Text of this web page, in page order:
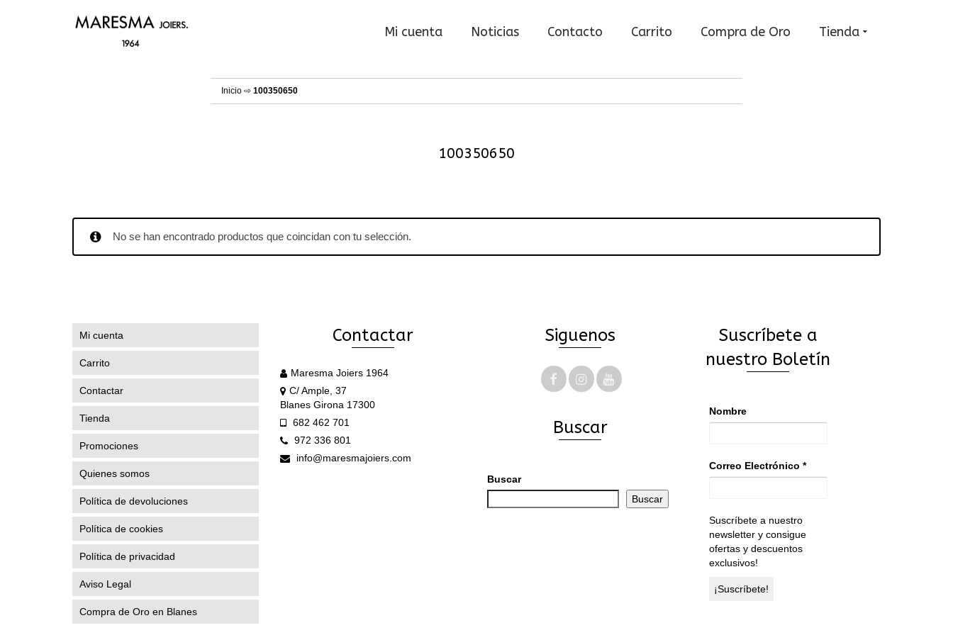
Mi cuenta Noticias Contacto Carrito Compra de Oro Tienda
Inicio ⇨ 100350650
100350650
No se han encontrado productos que coincidan con tu selección.
Mi cuenta
Carrito
Contactar
Tienda
Promociones
Quienes somos
Política de devoluciones
Política de cookies
Política de privacidad
Aviso Legal
Compra de Oro en Blanes
Contactar
Maresma Joiers 1964
C/ Ample, 37
Blanes Girona 17300
682 462 701
972 336 801
info@maresmajoiers.com
Siguenos
Buscar
Buscar
Buscar
Suscríbete a
nuestro Boletín
Nombre
Correo Electrónico *
Suscríbete a nuestro
newsletter y consigue
ofertas y descuentos
exclusivos!